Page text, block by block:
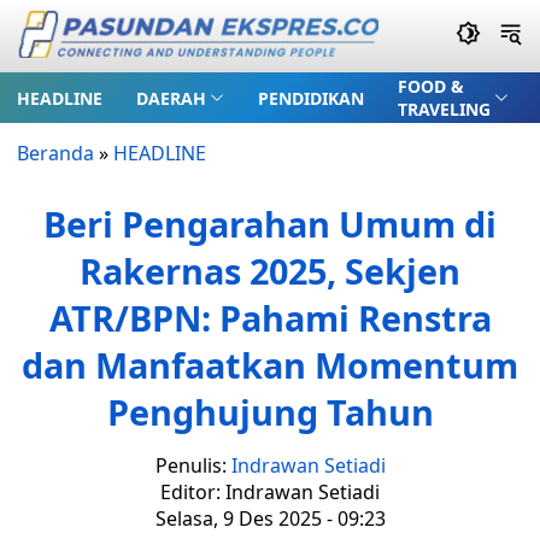
HEADLINE DAERAH PENDIDIKAN
FOOD &
TRAVELING
Beranda » HEADLINE
Beri Pengarahan Umum di
Rakernas 2025, Sekjen
ATR/BPN: Pahami Renstra
dan Manfaatkan Momentum
Penghujung Tahun
Penulis: Indrawan Setiadi
Editor: Indrawan Setiadi
Selasa, 9 Des 2025 - 09:23